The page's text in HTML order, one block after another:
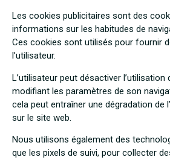
Les cookies publicitaires sont des
informations sur les habitudes de
Ces cookies sont utilisés pour fournir
l’utilisateur.
L’utilisateur peut désactiver l’utilisation
modifiant les paramètres de son
cela peut entraîner une dégradation de
sur le site web.
Nous utilisons également des
que les pixels de suivi, pour collecter